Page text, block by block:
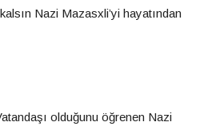
Nazi Mazasxli’yi hayatından
olduğunu öğrenen Nazi